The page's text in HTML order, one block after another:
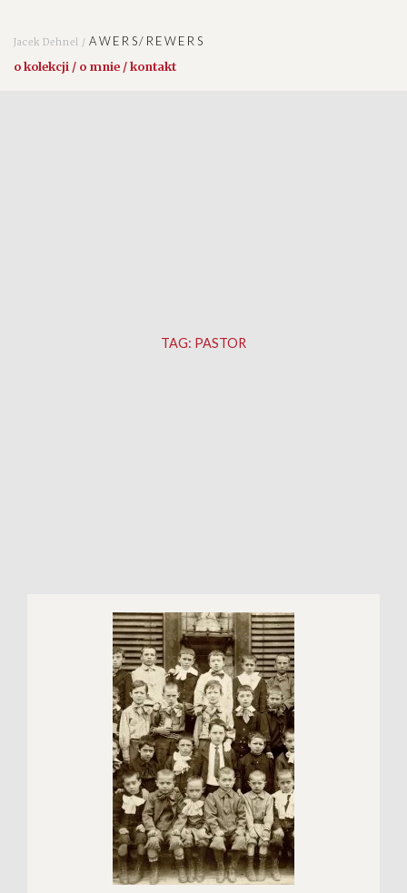
Jacek Dehnel /AWERS/REWERS
o kolekcji / o mnie / kontakt
TAG: PASTOR